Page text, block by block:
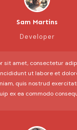
Sam Martins
Developer
sit amet, consectetur
ut labore et
quis nostrud
ex ea commodo